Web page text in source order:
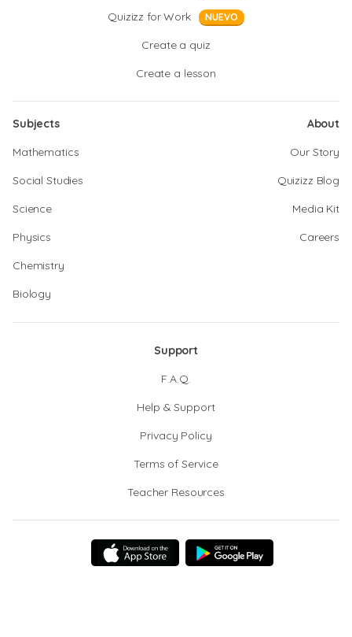
Quizizz for Work NUEVO
Create a quiz
Create a lesson
Subjects
Mathematics
Social Studies
Science
Physics
Chemistry
Biology
About
Our Story
Quizizz Blog
Media Kit
Careers
Support
F.A.Q.
Help & Support
Privacy Policy
Terms of Service
Teacher Resources